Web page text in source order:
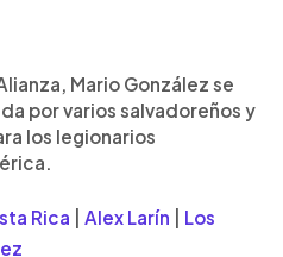
Mario González se
por varios salvadoreños y
los legionarios
Rica Alex Larín
Los